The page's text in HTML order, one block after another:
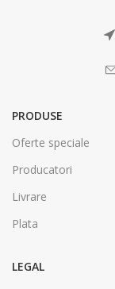
PRODUSE
Oferte speciale
Producatori
Livrare
Plata
LEGAL